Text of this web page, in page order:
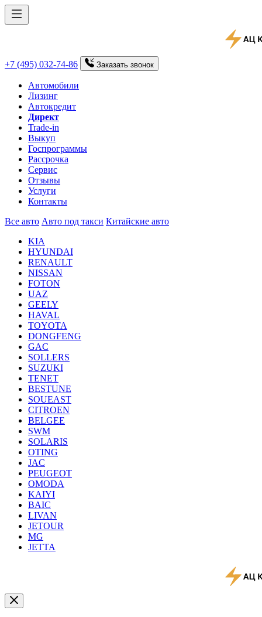
+7 (495) 032-74-86 Заказать звонок
Автомобили
Лизинг
Автокредит
Директ
Trade-in
Выкуп
Госпрограммы
Рассрочка
Сервис
Отзывы
Услуги
Контакты
Все авто Авто под такси Китайские авто
KIA
HYUNDAI
RENAULT
NISSAN
FOTON
UAZ
GEELY
HAVAL
TOYOTA
DONGFENG
GAC
SOLLERS
SUZUKI
TENET
BESTUNE
SOUEAST
CITROEN
BELGEE
SWM
SOLARIS
OTING
JAC
PEUGEOT
OMODA
KAIYI
BAIC
LIVAN
JETOUR
MG
JETTA